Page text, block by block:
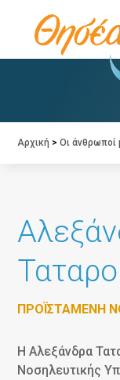
Ο «ΘΗΣΕΑΣ» με
Αρχική >Οι άνθρωποί
ΠΡΟΪΣΤΑΜΈΝΗ
Η Αλεξάνδρα
Νοσηλευτικής